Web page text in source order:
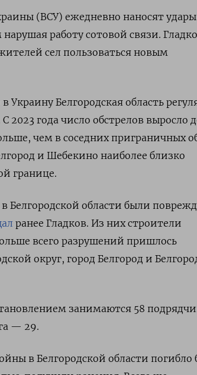
(ВСУ) ежедневно наносят удары
работу сотовой связи.
сел пользоваться новым
Белгородская область
2023 года число обстрелов выросло
чем в соседних приграничных
и Шебекино наиболее близко
границе.
Белгородской области были
ранее Гладков. Из них строители
всего разрушений пришлось
округ, город Белгород и
занимаются 58
— 29.
в Белгородской области погибло